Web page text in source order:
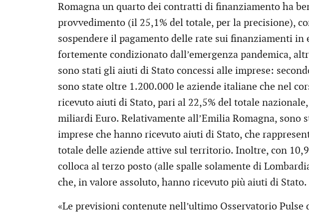
Romagna un quarto dei contratti di finanziamento ha
provvedimento (il 25,1% del totale, per la precisione),
sospendere il pagamento delle rate sui finanziamenti in
fortemente condizionato dall’emergenza pandemica,
sono stati gli aiuti di Stato concessi alle imprese:
sono state oltre 1.200.000 le aziende italiane che nel
ricevuto aiuti di Stato, pari al 22,5% del totale
miliardi Euro. Relativamente all’Emilia Romagna, sono
imprese che hanno ricevuto aiuti di Stato, che
totale delle aziende attive sul territorio. Inoltre, con
colloca al terzo posto (alle spalle solamente di
che, in valore assoluto, hanno ricevuto più aiuti di Stato.
«Le previsioni contenute nell’ultimo Osservatorio Pulse